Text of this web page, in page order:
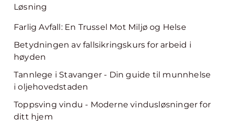
Løsning
Farlig Avfall: En Trussel Mot Miljø og Helse
Betydningen av fallsikringskurs for arbeid i
høyden
Tannlege i Stavanger - Din guide til munnhelse
i oljehovedstaden
Toppsving vindu - Moderne vindusløsninger for
ditt hjem